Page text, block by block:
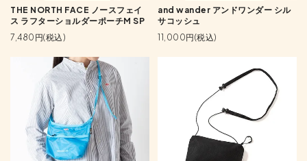
THE NORTH FACE ノースフェイ
ス ラフターショルダーポーチM SP
7,480円(税込)
and wander アンドワンダー シル
サコッシュ
11,000円(税込)